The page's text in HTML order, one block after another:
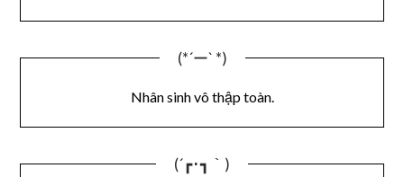
(*´ー` *)
Nhân sinh vô thập toàn.
(´┏･┓｀)